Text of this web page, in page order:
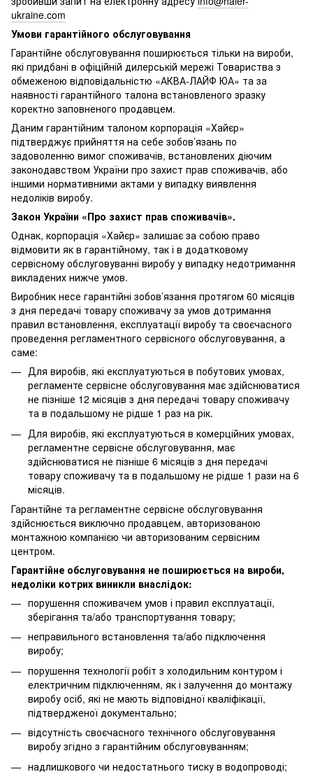
ukraine.com
Умови гарантійного обслуговування
Гарантійне обслуговування поширюється тільки на вироби,
які придбані в офіційній дилерській мережі Товариства з
обмеженою відповідальністю «АКВА-ЛАЙФ ЮА» та за
наявності гарантійного талона встановленого зразку
коректно заповненого продавцем.
Даним гарантійним талоном корпорація «Хайєр»
підтверджує прийняття на себе зобов’язань по
задоволенню вимог споживачів, встановлених діючим
законодавством України про захист прав споживачів, або
іншими нормативними актами у випадку виявлення
недоліків виробу.
Закон України «Про захист прав споживачів».
Однак, корпорація «Хайєр» залишає за собою право
відмовити як в гарантійному, так і в додатковому
сервісному обслуговуванні виробу у випадку недотримання
викладених нижче умов.
Виробник несе гарантійні зобов’язання протягом 60 місяців
з дня передачі товару споживачу за умов дотримання
правил встановлення, експлуатації виробу та своєчасного
проведення регламентного сервісного обслуговування, а
саме:
Для виробів, які експлуатуються в побутових умовах,
регламенте сервісне обслуговування має здійснюватися
не пізніше 12 місяців з дня передачі товару споживачу
та в подальшому не рідше 1 раз на рік.
Для виробів, які експлуатуються в комерційних умовах,
регламентне сервісне обслуговування, має
здійснюватися не пізніше 6 місяців з дня передачі
товару споживачу та в подальшому не рідше 1 рази на 6
місяців.
Гарантійне та регламентне сервісне обслуговування
здійснюється виключно продавцем, авторизованою
монтажною компанією чи авторизованим сервісним
центром.
Гарантійне обслуговування не поширюється на вироби,
недоліки котрих виникли внаслідок:
порушення споживачем умов і правил експлуатації,
зберігання та/або транспортування товару;
неправильного встановлення та/або підключення
виробу;
порушення технології робіт з холодильним контуром і
електричним підключенням, як і залучення до монтажу
виробу осіб, які не мають відповідної кваліфікації,
підтвердженої документально;
відсутність своєчасного технічного обслуговування
виробу згідно з гарантійним обслуговуванням;
надлишкового чи недостатнього тиску в водопроводі;